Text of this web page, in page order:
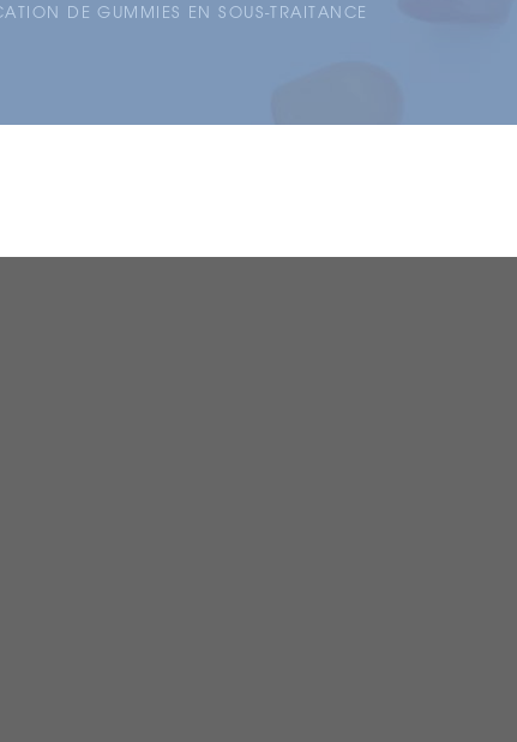
DE GUMMIES EN SOUS-TRAITANCE